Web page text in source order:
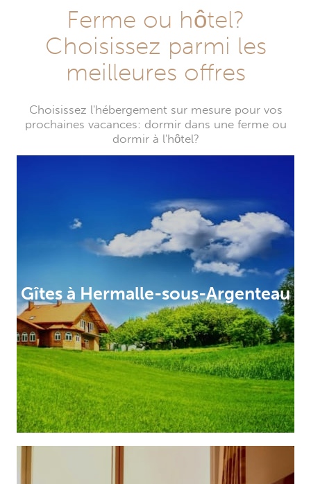
Ferme ou hôtel?
Choisissez parmi les
meilleures offres
Choisissez l'hébergement sur mesure pour vos
prochaines vacances: dormir dans une ferme ou
dormir à l'hôtel?
Gîtes à Hermalle-sous-Argenteau